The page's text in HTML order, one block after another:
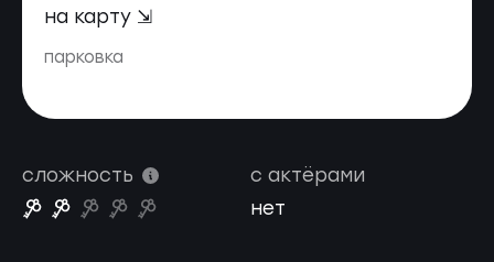
на карту ⇲
парковка
сложность
с актёрами
нет